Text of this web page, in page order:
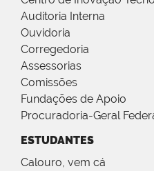
Auditoria Interna
Ouvidoria
Corregedoria
Assessorias
Comissões
Fundações de Apoio
Procuradoria-Geral
ESTUDANTES
Calouro, vem cá